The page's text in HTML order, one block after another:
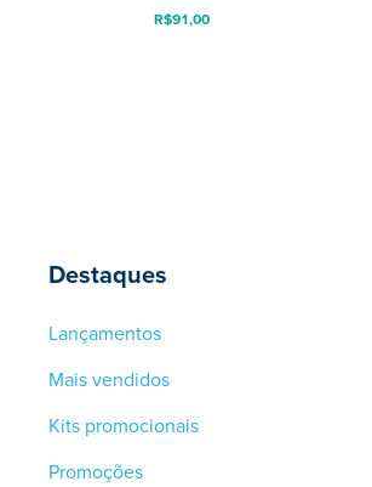
Destaques
Lançamentos
Mais vendidos
Kits promocionais
Promoções
R$91,00